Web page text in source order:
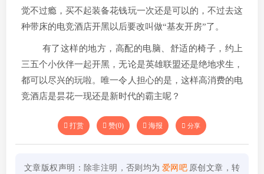
觉不过瘾，买不起装备花钱玩一次还是可以的，不过去这
种带床的电竞酒店开黑以后要改叫做“基友开房”了。
有了这样的地方，高配的电脑、舒适的椅子，约上
三五个小伙伴一起开黑，无论是英雄联盟还是绝地求生，
都可以尽兴的玩啦。唯一令人担心的是，这样高消费的电
竞酒店是昙花一现还是新时代的霸主呢？
打赏 赞(0) 海报 分享
文章版权声明：除非注明，否则均为 爱网吧 原创文章，转